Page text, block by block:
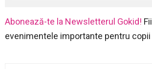
Abonează-te la Newsletterul Gokid!
evenimentele importante pentru copii